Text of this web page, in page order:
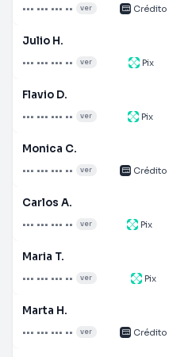
••• ••• ••• •• ver Crédito
Julio H.
••• ••• ••• •• ver Pix
Flavio D.
••• ••• ••• •• ver Pix
Monica C.
••• ••• ••• •• ver Crédito
Carlos A.
••• ••• ••• •• ver Pix
Maria T.
••• ••• ••• •• ver Pix
Marta H.
••• ••• ••• •• ver Crédito